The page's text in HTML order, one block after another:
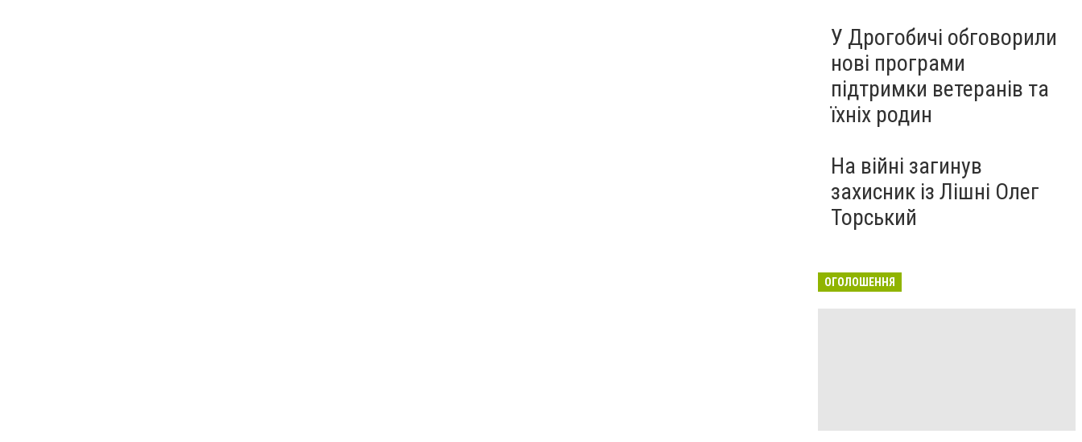
У Дрогобичі обговорили
нові програми
підтримки ветеранів та
їхніх родин
На війні загинув
захисник із Лішні Олег
Торський
ОГОЛОШЕННЯ